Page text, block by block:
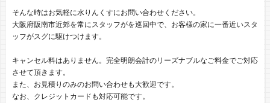
そんな時はお気軽に水りんくすにお問い合わせください。
大阪府阪南市近郊を常にスタッフがを巡回中で、お客様の家に一番近いスタ
ッフがスグに駆けつけます。
キャンセル料はありません。完全明朗会計のリーズナブルなご料金でご対応
させて頂きます。
また、お見積りのみのお問い合わせも大歓迎です。
なお、クレジットカードも対応可能です。